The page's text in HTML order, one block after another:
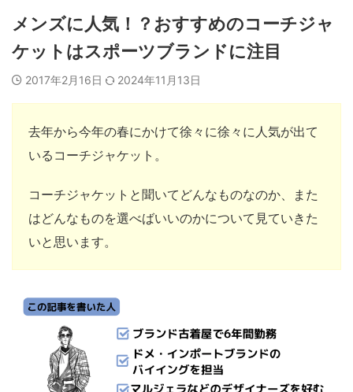
メンズに人気！？おすすめのコーチジャ
ケットはスポーツブランドに注目
2017年2月16日 2024年11月13日
去年から今年の春にかけて徐々に徐々に人気が出て
いるコーチジャケット。
コーチジャケットと聞いてどんなものなのか、また
はどんなものを選べばいいのかについて見ていきた
いと思います。